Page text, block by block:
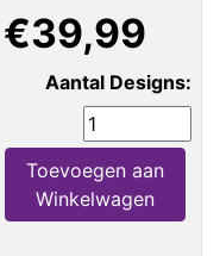
€39,99
Aantal Designs:
Toevoegen aan
Winkelwagen